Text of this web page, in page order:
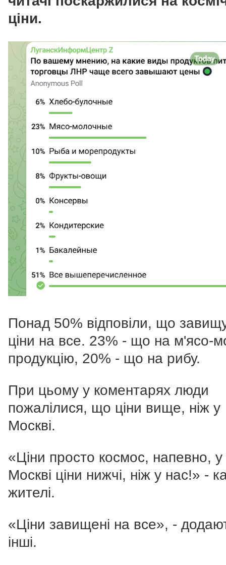
ціни.
Понад 50% відповіли, що
ціни на все. 23% - що на м'ясо-
продукцію, 20% - що на рибу.
При цьому у коментарях люди
пожалілися, що ціни вище, ніж у
Москві.
«Ціни просто космос, напевно, у
Москві ціни нижчі, ніж у нас!» -
жителі.
«Ціни завищені на все», -
інші.